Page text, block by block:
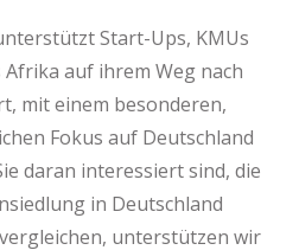
Start-Ups, KMUs
auf ihrem Weg nach
mit einem besonderen,
Fokus auf Deutschland
daran interessiert sind, die
in Deutschland
unterstützen wir